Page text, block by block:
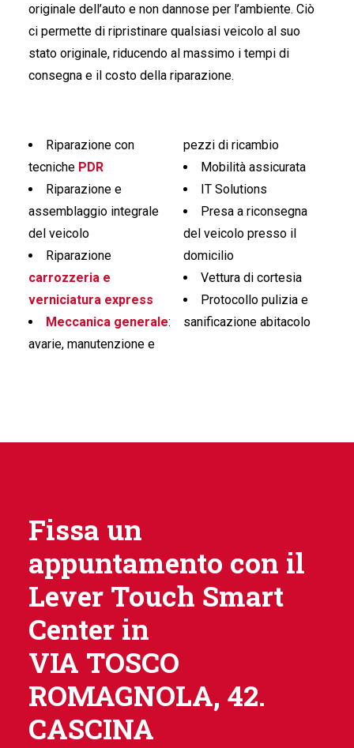
originale dell’auto e non dannose per l’ambiente. Ciò
ci permette di ripristinare qualsiasi veicolo al suo
stato originale, riducendo al massimo i tempi di
consegna e il costo della riparazione.
Riparazione con
tecniche PDR
Riparazione e
assemblaggio integrale
del veicolo
Riparazione
carrozzeria e
verniciatura express
Meccanica generale:
avarie, manutenzione e
pezzi di ricambio
Mobilità assicurata
IT Solutions
Presa a riconsegna
del veicolo presso il
domicilio
Vettura di cortesia
Protocollo pulizia e
sanificazione abitacolo
Fissa un
appuntamento con il
Lever Touch Smart
Center in
VIA TOSCO
ROMAGNOLA, 42.
CASCINA